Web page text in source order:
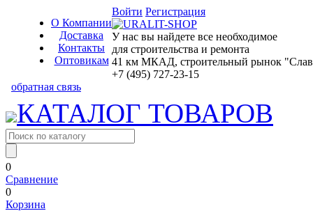
О Компании
Доставка
Контакты
Оптовикам
Войти Регистрация
У нас вы найдете все необходимое
для строительства и ремонта
41 км МКАД, строительный рынок
+7 (495) 727-23-15
обратная связь
КАТАЛОГ ТОВАРОВ
0
Сравнение
0
Корзина